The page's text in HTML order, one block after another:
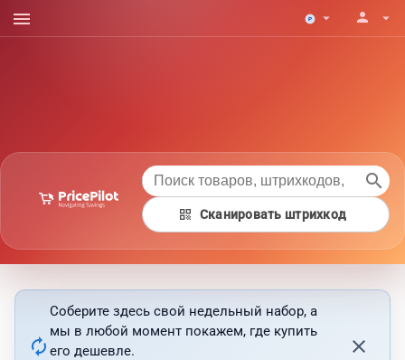
menu arrow_drop_down person arrow_drop_down
search
qr_code Сканировать штрихкод
autorenew
Соберите здесь свой недельный набор, а
мы в любой момент покажем, где купить
его дешевле.
close